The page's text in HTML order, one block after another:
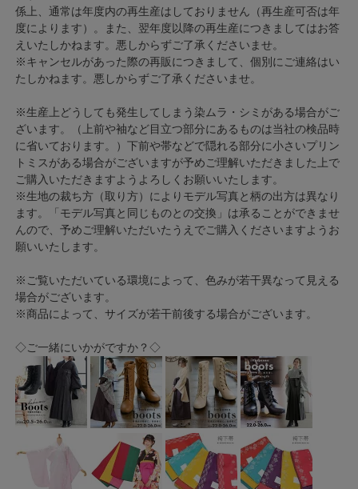
係上、通常は年度内の再生産はしておりません（再生産可否は年
度によります）。また、翌年度以降の再生産につきましてはお答
えいたしかねます。悪しからずご了承くださいませ。
※キャンセルがあった際の再販につきまして、個別にご連絡はい
たしかねます。悪しからずご了承くださいませ。
※生産上どうしても発生してしまう染ムラ・シミがある場合がご
ざいます。（上前や袖など目立つ部分にあるものは当社の検品時
に省いております。）下前や帯などで隠れる部分に小さいプリン
トミスがある場合がございますが予めご理解いただきました上で
ご購入いただきますようよろしくお願いいたします。
※生地の裁ち方（取り方）によりモデル写真と柄の出方は異なり
ます。「モデル写真と同じものとの交換」は承ることができませ
んので、予めご理解いただいたうえでご購入くださいますようお
願いいたします。
※ご覧いただいている環境によって、色みが若干異なって見える
場合がございます。
※商品によって、サイズが若干前後する場合がございます。
◇ご一緒にいかがですか？◇